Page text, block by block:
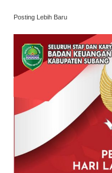
Posting Lebih Baru